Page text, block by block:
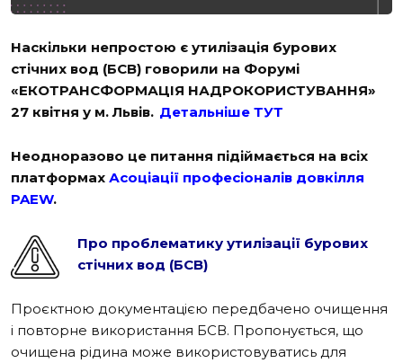
Наскільки непростою є утилізація бурових
стічних вод (БСВ) говорили на Форумі
«ЕКОТРАНСФОРМАЦІЯ НАДРОКОРИСТУВАННЯ»
27 квітня у м. Львів. Детальніше ТУТ
Неодноразово це питання підіймається на всіх
платформах Асоціації професіоналів довкілля
PAEW.
Про проблематику утилізації бурових
стічних вод (БСВ)
Проєктною документацією передбачено очищення
і повторне використання БСВ. Пропонується, що
очищена рідина може використовуватись для